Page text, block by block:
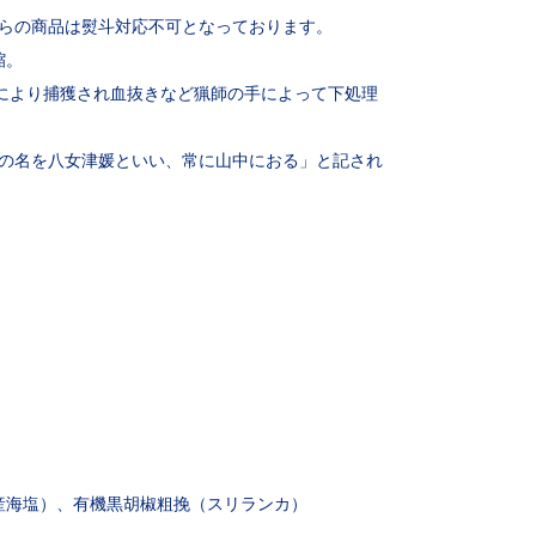
商品は熨斗対応不可となっております。
り捕獲され血抜きなど猟師の手によって下処理
名を八女津媛といい、常に山中におる」と記され
塩）、有機黒胡椒粗挽（スリランカ）